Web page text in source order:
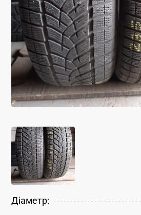
Діаметр: